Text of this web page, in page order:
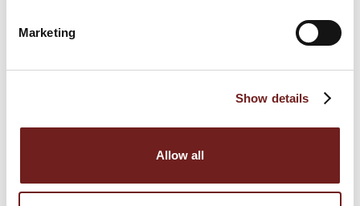
Marketing
Show details
Allow all
Inaugurazione nuova sede del Consorzio